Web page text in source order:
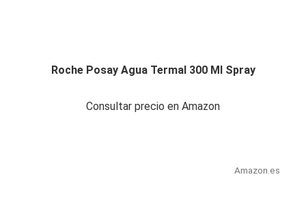
Roche Posay Agua Termal 300 Ml Spray
Consultar precio en Amazon
Amazon.es